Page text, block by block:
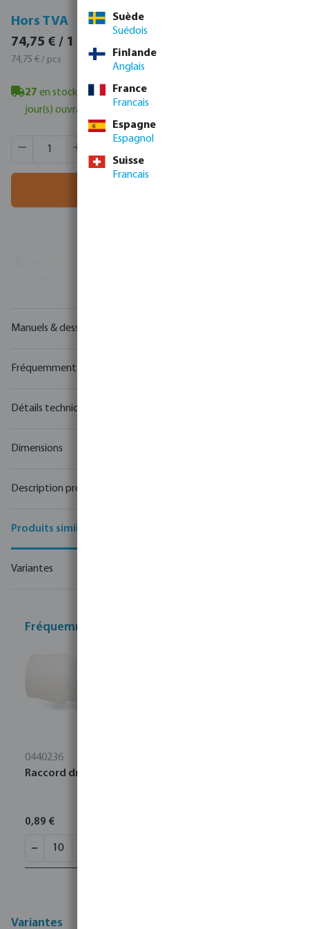
Hors TVA
74,75 € / 1 pcs
74,75 € / pcs
TVA incluse
90,45 € / pcs
27 en stock à Veghel, NL- délai de livraison minimum : 1-2
jour(s) ouvrable(s)
Quantité de produit : Entrez la quantité souhaitée ou
Quantité de boîtes:
MSQ:
Manuels & dessins
Fréquemment achetés ensemble
Détails techniques
Dimensions
Description produit
Produits similaires
Variantes
Fréquemment achetés ensemble
0440236
Raccord droit POM 6 mm embout 10bar blanc
0,89 €
Variantes
Suède
Suédois
Finlande
Anglais
France
Francais
Espagne
Espagnol
Suisse
Francais